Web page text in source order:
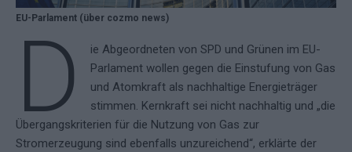
EU-Parlament (über cozmo news)
D
ie Abgeordneten von SPD und Grünen im EU-
Parlament wollen gegen die Einstufung von Gas
und Atomkraft als nachhaltige Energieträger
stimmen. Kernkraft sei nicht nachhaltig und „die
Übergangskriterien für die Nutzung von Gas zur
Stromerzeugung sind ebenfalls unzureichend“, erklärte der